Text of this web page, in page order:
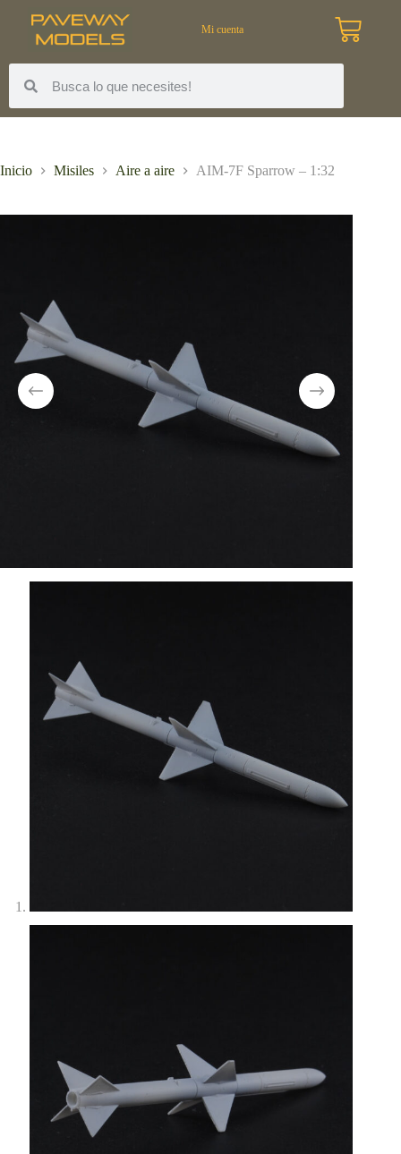
Mi cuenta
Inicio Misiles Aire a aire AIM-7F Sparrow – 1:32